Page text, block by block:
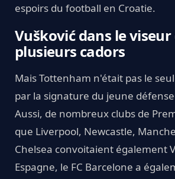
espoirs du football en Croatie.
Vušković dans le viseur
plusieurs cadors
Mais Tottenham n'était pas le
par la signature du jeune
Aussi, de nombreux clubs de
que Liverpool, Newcastle,
Chelsea convoitaient également
Espagne, le FC Barcelone a